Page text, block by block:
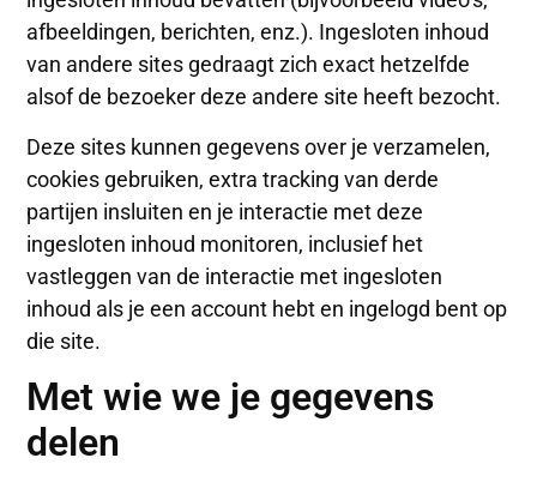
afbeeldingen, berichten, enz.). Ingesloten inhoud
van andere sites gedraagt zich exact hetzelfde
alsof de bezoeker deze andere site heeft bezocht.
Deze sites kunnen gegevens over je verzamelen,
cookies gebruiken, extra tracking van derde
partijen insluiten en je interactie met deze
ingesloten inhoud monitoren, inclusief het
vastleggen van de interactie met ingesloten
inhoud als je een account hebt en ingelogd bent op
die site.
Met wie we je gegevens
delen